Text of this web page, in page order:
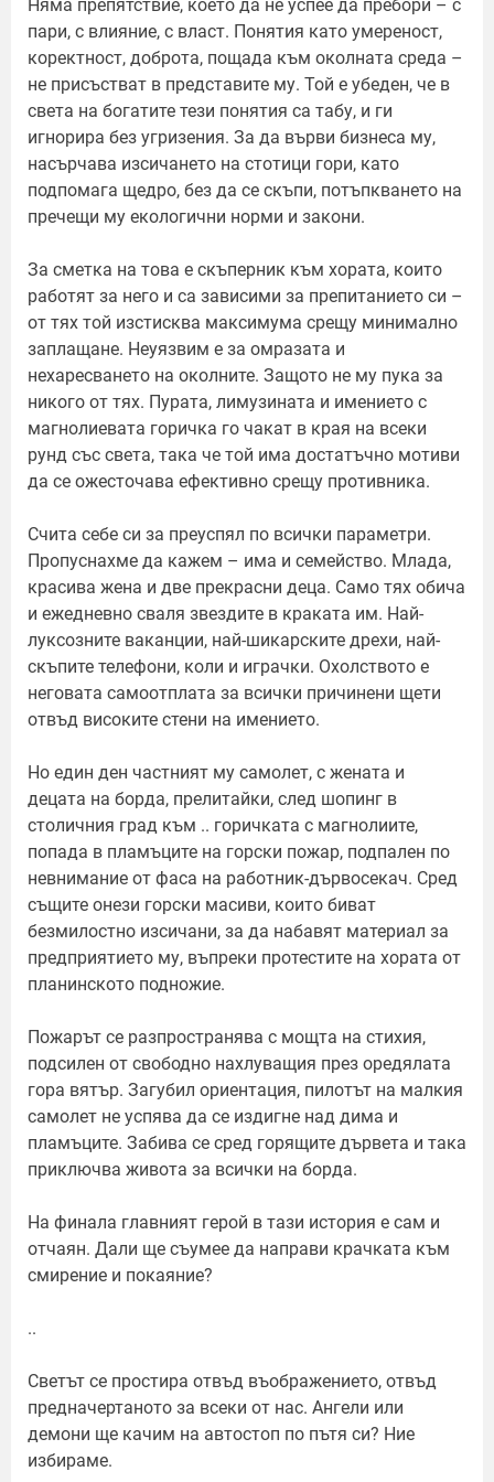
Няма препятствие, което да не успее да пребори – с
пари, с влияние, с власт. Понятия като умереност,
коректност, доброта, пощада към околната среда –
не присъстват в представите му. Той е убеден, че в
света на богатите тези понятия са табу, и ги
игнорира без угризения. За да върви бизнеса му,
насърчава изсичането на стотици гори, като
подпомага щедро, без да се скъпи, потъпкването на
пречещи му екологични норми и закони.
За сметка на това е скъперник към хората, които
работят за него и са зависими за препитанието си –
от тях той изстисква максимума срещу минимално
заплащане. Неуязвим е за омразата и
нехаресването на околните. Защото не му пука за
никого от тях. Пурата, лимузината и имението с
магнолиевата горичка го чакат в края на всеки
рунд със света, така че той има достатъчно мотиви
да се ожесточава ефективно срещу противника.
Счита себе си за преуспял по всички параметри.
Пропуснахме да кажем – има и семейство. Млада,
красива жена и две прекрасни деца. Само тях обича
и ежедневно сваля звездите в краката им. Най-
луксозните ваканции, най-шикарските дрехи, най-
скъпите телефони, коли и играчки. Охолството е
неговата самоотплата за всички причинени щети
отвъд високите стени на имението.
Но един ден частният му самолет, с жената и
децата на борда, прелитайки, след шопинг в
столичния град към .. горичката с магнолиите,
попада в пламъците на горски пожар, подпален по
невнимание от фаса на работник-дървосекач. Сред
същите онези горски масиви, които биват
безмилостно изсичани, за да набавят материал за
предприятието му, въпреки протестите на хората от
планинското подножие.
Пожарът се разпространява с мощта на стихия,
подсилен от свободно нахлуващия през оредялата
гора вятър. Загубил ориентация, пилотът на малкия
самолет не успява да се издигне над дима и
пламъците. Забива се сред горящите дървета и така
приключва живота за всички на борда.
На финала главният герой в тази история е сам и
отчаян. Дали ще съумее да направи крачката към
смирение и покаяние?
..
Светът се простира отвъд въображението, отвъд
предначертаното за всеки от нас. Ангели или
демони ще качим на автостоп по пътя си? Ние
избираме.